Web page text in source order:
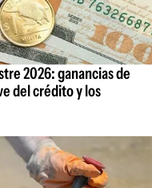
2026: ganancias de
del crédito y los